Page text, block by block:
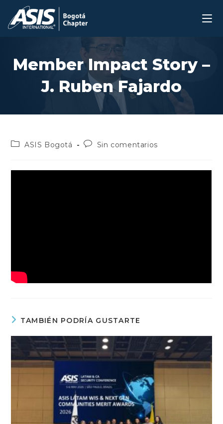
contenido
Member Impact Story –
J. Ruben Fajardo
Categoría
entrada:
ASIS Bogotá
Comentarios
entrada:
Sin comentarios
TAMBIÉN PODRÍA GUSTARTE